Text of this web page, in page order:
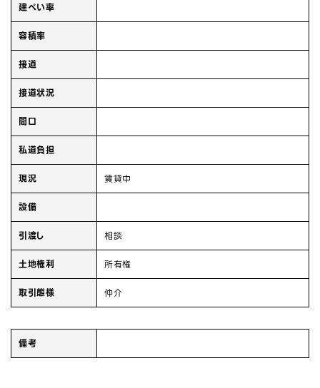
建ぺい率
容積率
接道
接道状況
間口
私道負担
現況 賃貸中
設備
引渡し 相談
土地権利 所有権
取引態様 仲介
備考